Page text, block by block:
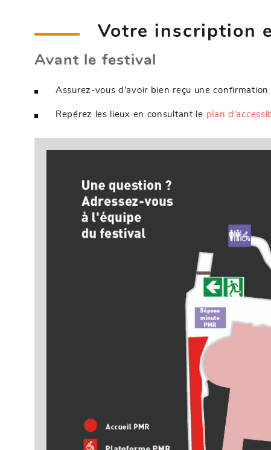
Votre inscription
Avant le festival
Assurez-vous d'avoir bien reçu une
Repérez les lieux en consultant le plan